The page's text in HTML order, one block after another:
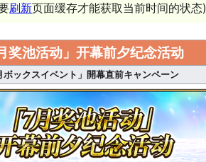
刷新页面缓存才能获取当前时间的状态)
奖池活动」开幕前夕纪念活动
ボックスイベント」開幕直前キャンペーン